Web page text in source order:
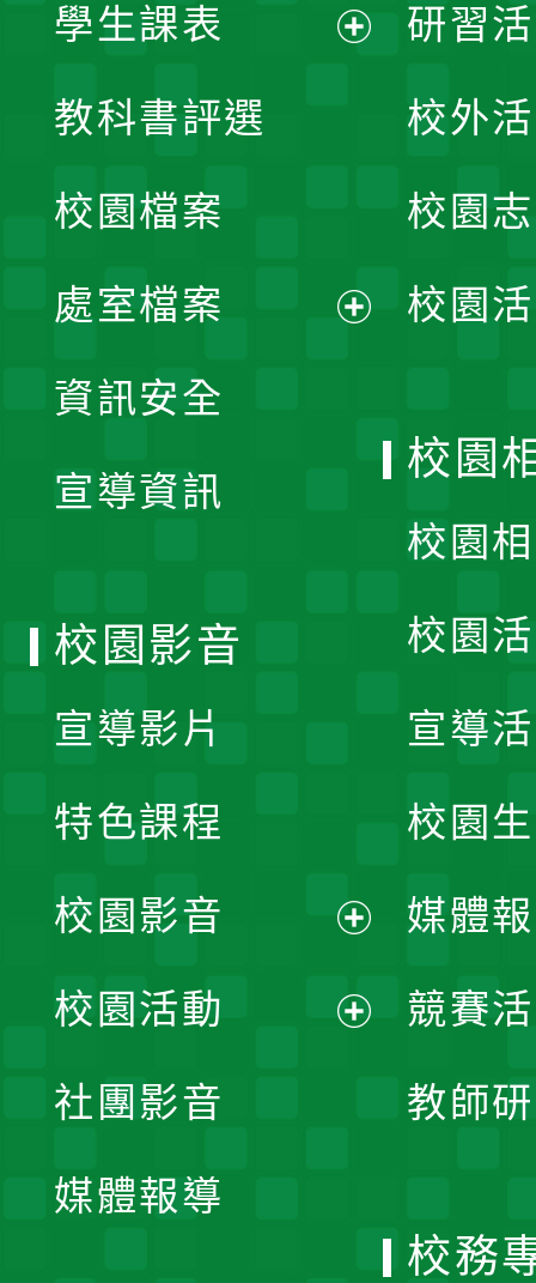
學生課表
單
教科書評選
校園檔案
處室檔案
資訊安全
宣導資訊
研習
校外
校園
校園
校園
校園
校園
宣導
校園
媒體
競賽
教師
校園影音
宣導影片
特色課程
校園影音
開
校園活動
社團影音
媒體報導
校務